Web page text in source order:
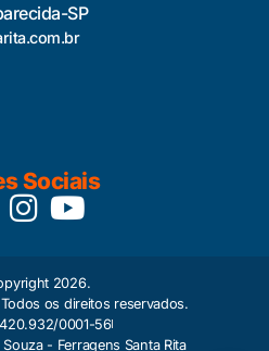
SP
Sociais
2026.
os direitos reservados.
0001-56
- Ferragens Santa Rita